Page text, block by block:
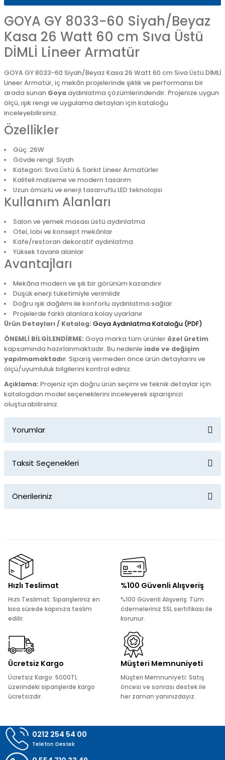
GOYA GY 8033-60 Siyah/Beyaz
Kasa 26 Watt 60 cm Sıva Üstü
DİMLİ Lineer Armatür
GOYA GY 8033-60 Siyah/Beyaz Kasa 26 Watt 60 cm Sıva Üstü DİMLİ
Lineer Armatür, iç mekân projelerinde şıklık ve performansı bir
arada sunan Goyaaydınlatma çözümlerindendir. Projenize uygun
ölçü, ışık rengi ve uygulama detayları için kataloğu
inceleyebilirsiniz.
Özellikler
Güç: 26W
Gövde rengi: Siyah
Kategori: Sıva Üstü & Sarkıt Lineer Armatürler
Kaliteli malzeme ve modern tasarım
Uzun ömürlü ve enerji tasarruflu LED teknolojisi
Kullanım Alanları
Salon ve yemek masası üstü aydınlatma
Otel, lobi ve konsept mekânlar
Kafe/restoran dekoratif aydınlatma
Yüksek tavanlı alanlar
Avantajları
Mekâna modern ve şık bir görünüm kazandırır
Düşük enerji tüketimiyle verimlidir
Doğru ışık dağılımı ile konforlu aydınlatma sağlar
Projelerde farklı alanlara kolay uyarlanır
Ürün Detayları / Katalog: Goya Aydınlatma Kataloğu (PDF)
ÖNEMLİ BİLGİLENDİRME: Goya marka tüm ürünler özel üretim
kapsamında hazırlanmaktadır. Bu nedenle iade ve değişim
yapılmamaktadır. Sipariş vermeden önce ürün detaylarını ve
ölçü/uyumluluk bilgilerini kontrol ediniz.
Açıklama: Projeniz için doğru ürün seçimi ve teknik detaylar için
katalogdan model seçeneklerini inceleyerek siparişinizi
oluşturabilirsiniz.
Yorumlar
Taksit Seçenekleri
Önerileriniz
kullanarak tarafımıza iletebilirsiniz.
Görüş ve önerileriniz için teşekkür ederiz.
Ürün resmi kalitesiz, bozuk veya görüntülenemiyor.
Ürün bilgilerinde hatalar bulunuyor.
Ürün fiyatı diğer sitelerden daha pahalı.
Bu ürüne benzer farklı alternatifler olmalı.
Hızlı Teslimat
Hızlı Teslimat: Siparişleriniz en
kısa sürede kapınıza teslim
edilir.
%100 Güvenli Alışveriş
%100 Güvenli Alışveriş: Tüm
ödemeleriniz SSL sertifikası ile
korunur.
Ücretsiz Kargo
Ücretsiz Kargo: 5000TL
üzerindeki siparişlerde kargo
ücretsizdir.
Müşteri Memnuniyeti
Müşteri Memnuniyeti: Satış
öncesi ve sonrası destek ile
her zaman yanınızdayız.
0212 254 54 00
Telefon Destek